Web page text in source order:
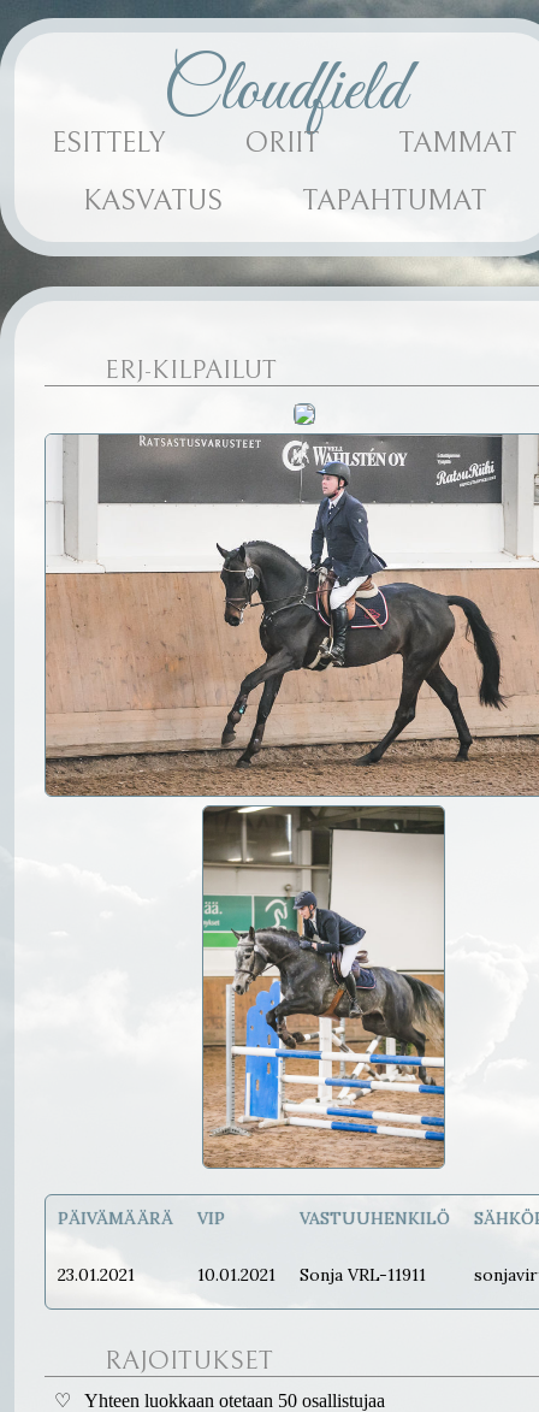
Cloudfield
ESITTELY ORIIT
TAMMAT
KASVATUS
TAPAHTUMAT
ERJ-KILPAILUT
PÄIVÄMÄÄRÄ VIP VASTUUHENKILÖ
23.01.2021 10.01.2021 Sonja VRL-11911
RAJOITUKSET
♡ Yhteen luokkaan otetaan 50 osallistujaa